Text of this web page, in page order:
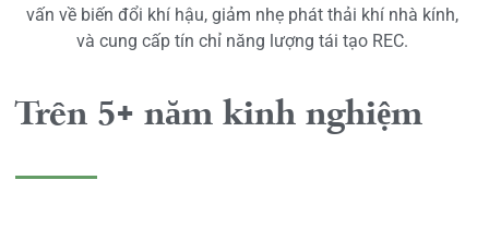
vấn về biến đổi khí hậu, giảm nhẹ phát thải khí nhà kính,
và cung cấp tín chỉ năng lượng tái tạo REC.
Trên 5+ năm kinh nghiệm